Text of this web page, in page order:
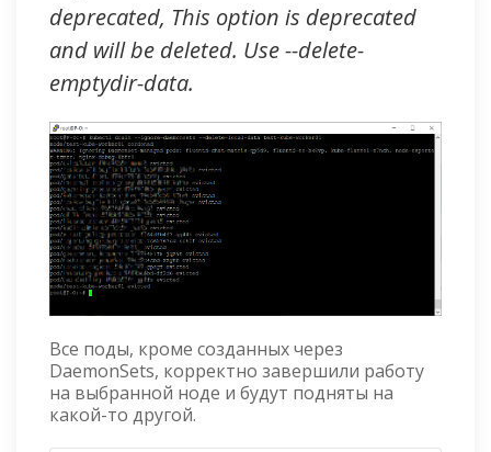
deprecated, This option is deprecated
and will be deleted. Use --delete-
emptydir-data.
Все поды, кроме созданных через
DaemonSets, корректно завершили работу
на выбранной ноде и будут подняты на
какой-то другой.